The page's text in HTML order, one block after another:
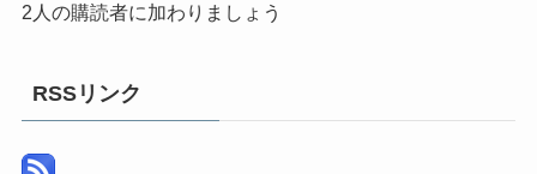
ド
2人の購読者に加わりましょう
RSSリンク